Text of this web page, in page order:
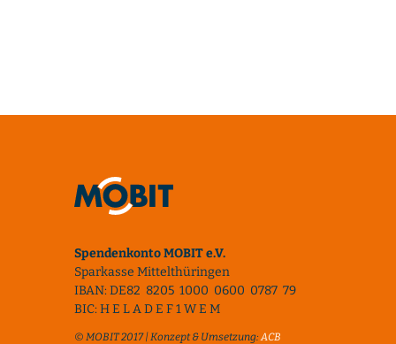
Spendenkonto MOBIT e.V.
Sparkasse Mittelthüringen
IBAN: DE82 8205 1000 0600 0787 79
BIC: H E L A D E F 1 W E M
© MOBIT 2017 | Konzept & Umsetzung:ACB